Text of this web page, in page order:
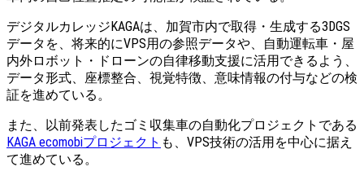
デジタルカレッジKAGAは、加賀市内で取得・生成する3DGS
データを、将来的にVPS用の参照データや、自動運転車・屋
内外ロボット・ドローンの自律移動支援に活用できるよう、
データ形式、座標整合、視覚特徴、意味情報の付与などの検
証を進めている。
また、以前発表したゴミ収集車の自動化プロジェクトである
KAGA ecomobiプロジェクト も、VPS技術の活用を中心に据え
て進めている。